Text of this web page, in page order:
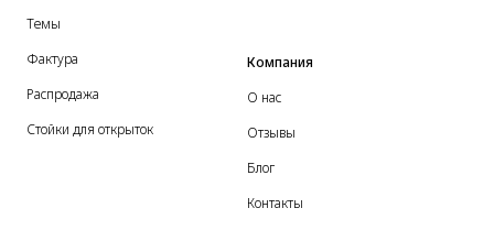
Темы
Фактура
Распродажа
Стойки для открыток
Компания
О нас
Отзывы
Блог
Контакты